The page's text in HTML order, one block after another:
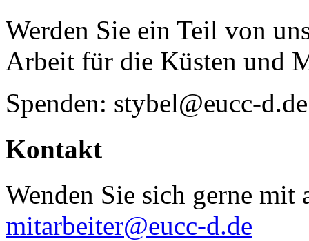
Werden Sie ein Teil von
Arbeit für die Küsten und
Spenden: stybel@eucc-d.de
Kontakt
Wenden Sie sich gerne mit
mitarbeiter@eucc-d.de